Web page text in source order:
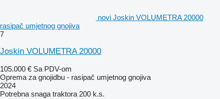
novi Joskin VOLUMETRA 20000
rasipač umjetnog gnojiva
7
Joskin VOLUMETRA 20000
105.000 € Sa PDV-om
Oprema za gnojidbu - rasipač umjetnog gnojiva
2024
Potrebna snaga traktora 200 k.s.